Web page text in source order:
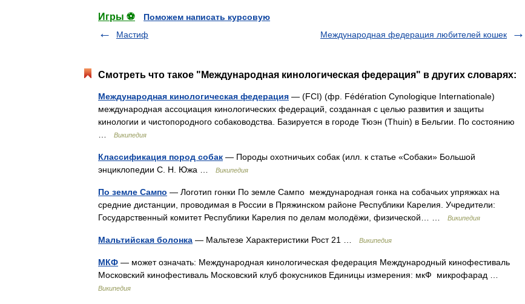
Игры ⚽
Поможем написать курсовую
Мастиф
Международная федерация любителей кошек
Смотреть что такое "Международная кинологическая федерация" в других словарях:
Международная кинологическая федерация — (FCI) (фр. Fédération Cynologique Internationale)
международная ассоциация кинологических федераций, созданная с целью развития и защиты
кинологии и чистопородного собаководства. Базируется в городе Тюэн (Thuin) в Бельгии. По состоянию
Википедия
Классификация пород собак — Породы охотничьих собак (илл. к статье «Собаки» Большой
энциклопедии С. Н. Южа …
Википедия
По земле Сампо — Логотип гонки По земле Сампо международная гонка на собачьих упряжках на
средние дистанции, проводимая в России в Пряжинском районе Республики Карелия. Учредители:
Государственный комитет Республики Карелия по делам молодёжи, физической… …
Википедия
Мальтийская болонка — Мальтезе Характеристики Рост 21 … Википедия
МКФ — может означать: Международная кинологическая федерация Международный кинофестиваль
Московский кинофестиваль Московский клуб фокусников Единицы измерения: мкФ микрофарад …
Википедия